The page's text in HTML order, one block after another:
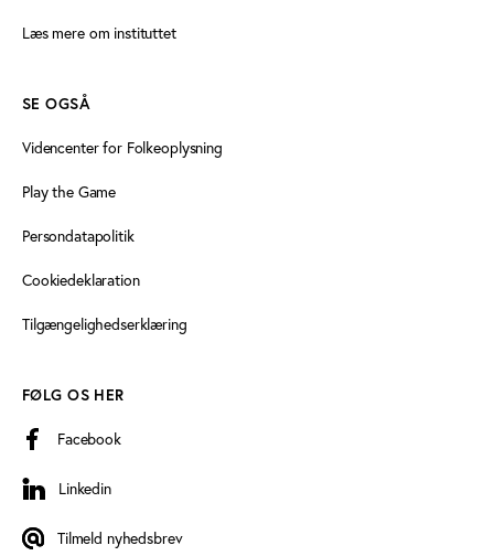
Læs mere om instituttet
SE OGSÅ
Videncenter for Folkeoplysning
Play the Game
Persondatapolitik
Cookiedeklaration
Tilgængelighedserklæring
FØLG OS HER
Facebook
Linkedin
Linkedin
Tilmeld nyhedsbrev